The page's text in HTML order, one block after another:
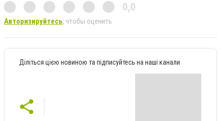
0,0
Авторизируйтесь, чтобы оценить
Діліться цією новиною та підписуйтесь на наші канали